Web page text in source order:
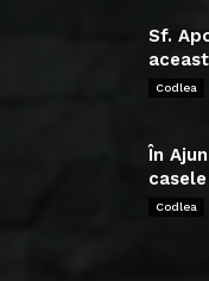
Sf.
Codlea
În
Codlea